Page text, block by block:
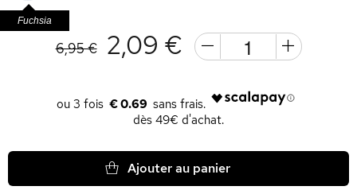
6,95 € 2,09 €
€ 0.69
dès 49€ d'achat.
Ajouter au panier
Fuchsia